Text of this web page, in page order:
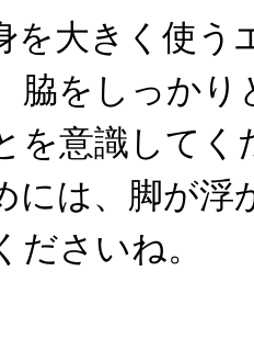
を大きく使う
脇をしっかり
を意識してく
には、脚が浮
ださいね。